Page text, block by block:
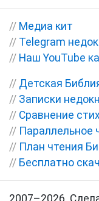
// Медиа кит
// Telegram
// Наш YouTube
// Детская
// Записки
// Сравнение
// Параллельное
// План чтения
// Бесплатно